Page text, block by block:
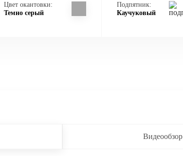
Цвет окантовки:
Темно серый
Подпятник:
Каучуковый
Видеообзор